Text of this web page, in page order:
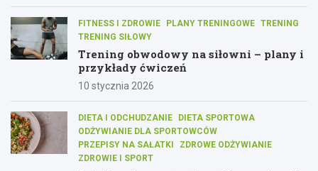
FITNESS I ZDROWIE PLANY TRENINGOWE TRENING
TRENING SIŁOWY
Trening obwodowy na siłowni – plany i
przykłady ćwiczeń
10 stycznia 2026
DIETA I ODCHUDZANIE
DIETA SPORTOWA
ODŻYWIANIE DLA SPORTOWCÓW
PRZEPISY NA SAŁATKI
ZDROWE ODŻYWIANIE
ZDROWIE I SPORT